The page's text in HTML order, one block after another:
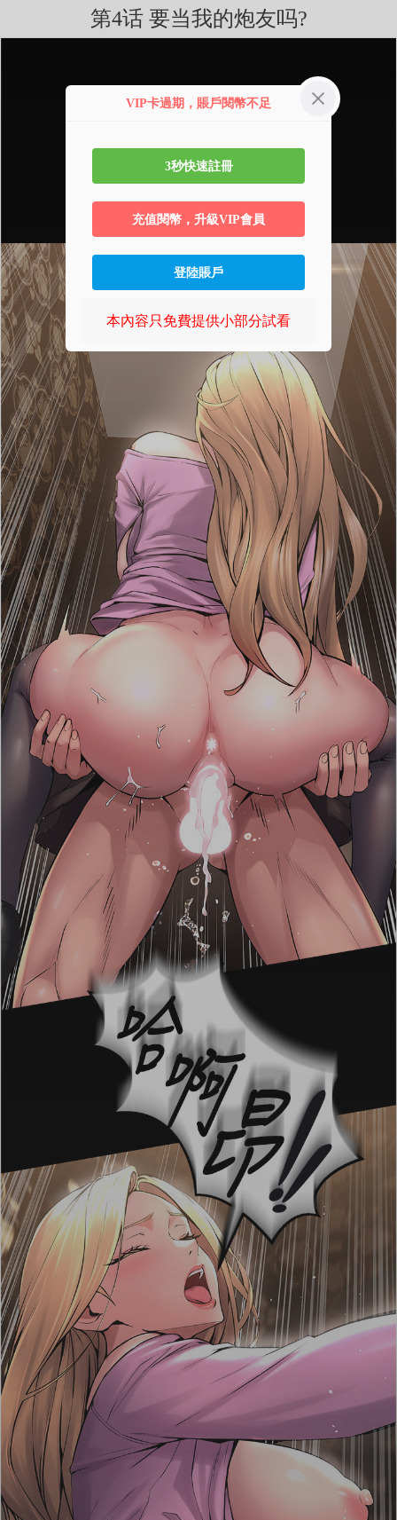
第4话 要当我的炮友吗?
VIP卡過期，賬戶閱幣不足
3秒快速註冊
充值閱幣，升級VIP會員
登陸賬戶
本內容只免費提供小部分試看